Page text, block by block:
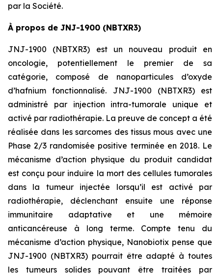
par la Société.
À propos de JNJ-1900 (NBTXR3)
JNJ-1900 (NBTXR3) est un nouveau produit en
oncologie, potentiellement le premier de sa
catégorie, composé de nanoparticules d’oxyde
d’hafnium fonctionnalisé. JNJ-1900 (NBTXR3) est
administré par injection intra-tumorale unique et
activé par radiothérapie. La preuve de concept a été
réalisée dans les sarcomes des tissus mous avec une
Phase 2/3 randomisée positive terminée en 2018. Le
mécanisme d’action physique du produit candidat
est conçu pour induire la mort des cellules tumorales
dans la tumeur injectée lorsqu’il est activé par
radiothérapie, déclenchant ensuite une réponse
immunitaire adaptative et une mémoire
anticancéreuse à long terme. Compte tenu du
mécanisme d’action physique, Nanobiotix pense que
JNJ-1900 (NBTXR3) pourrait être adapté à toutes
les tumeurs solides pouvant être traitées par